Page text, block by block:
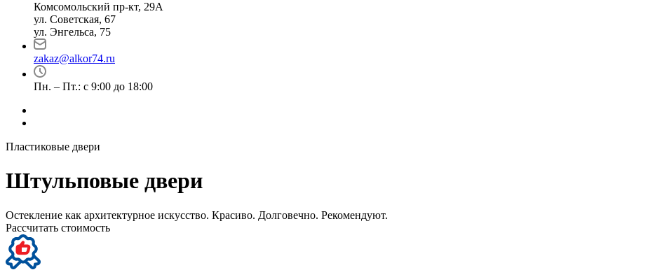
Комсомольский пр-кт, 29А
ул. Советская, 67
ул. Энгельса, 75
zakaz@alkor74.ru
Пн. – Пт.: с 9:00 до 18:00
Пластиковые двери
Штульповые двери
Остекление как архитектурное искусство. Красиво. Долговечно. Рекомендуют.
Рассчитать стоимость